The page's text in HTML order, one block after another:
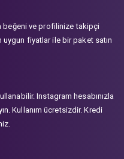
beğeni ve profilinize takipçi
fiyatlar ile bir paket satın
Instagram hesabınızla
Kullanım ücretsizdir. Kredi